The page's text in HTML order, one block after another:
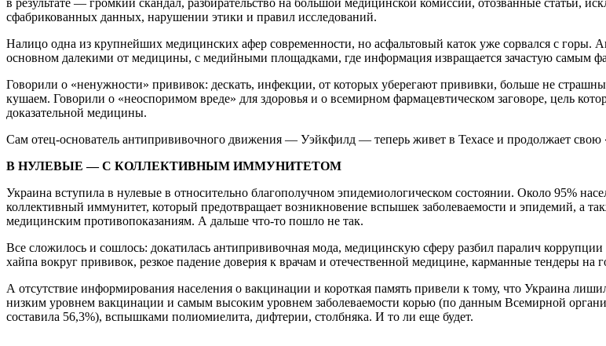
сфабрикованных данных, нарушении этики и правил исследований.
Налицо одна из крупнейших медицинских афер современности, но асфальтовый каток уже сорвался с горы.
основном далекими от медицины, с медийными площадками, где информация извращается зачастую самым
Говорили о «ненужности» прививок: дескать, инфекции, от которых уберегают прививки, больше не
кушаем. Говорили о «неоспоримом вреде» для здоровья и о всемирном фармацевтическом заговоре, цель
доказательной медицины.
Сам отец-основатель антипрививочного движения — Уэйкфилд — теперь живет в Техасе и продолжает свою
В НУЛЕВЫЕ — С КОЛЛЕКТИВНЫМ ИММУНИТЕТОМ
Украина вступила в нулевые в относительно благополучном эпидемиологическом состоянии. Около 95%
коллективный иммунитет, который предотвращает возникновение вспышек заболеваемости и эпидемий, а
медицинским противопоказаниям. А дальше что-то пошло не так.
Все сложилось и сошлось: докатилась антипрививочная мода, медицинскую сферу разбил паралич
хайпа вокруг прививок, резкое падение доверия к врачам и отечественной медицине, карманные тендеры на
А отсутствие информирования населения о вакцинации и короткая память привели к тому, что Украина
низким уровнем вакцинации и самым высоким уровнем заболеваемости корью (по данным Всемирной
составила 56,3%), вспышками полиомиелита, дифтерии, столбняка. И то ли еще будет.